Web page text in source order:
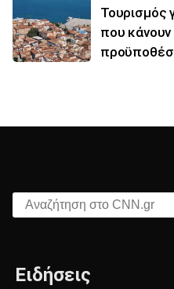
Τουρισμός
που κάνουν
Αναζήτηση στο CNN.gr
Ειδήσεις